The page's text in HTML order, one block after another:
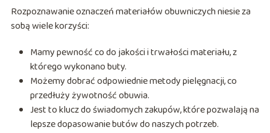
Rozpoznawanie oznaczeń materiałów obuwniczych niesie za
sobą wiele korzyści:
Mamy pewność co do jakości i trwałości materiału, z
którego wykonano buty.
Możemy dobrać odpowiednie metody pielęgnacji, co
przedłuży żywotność obuwia.
Jest to klucz do świadomych zakupów, które pozwalają na
lepsze dopasowanie butów do naszych potrzeb.